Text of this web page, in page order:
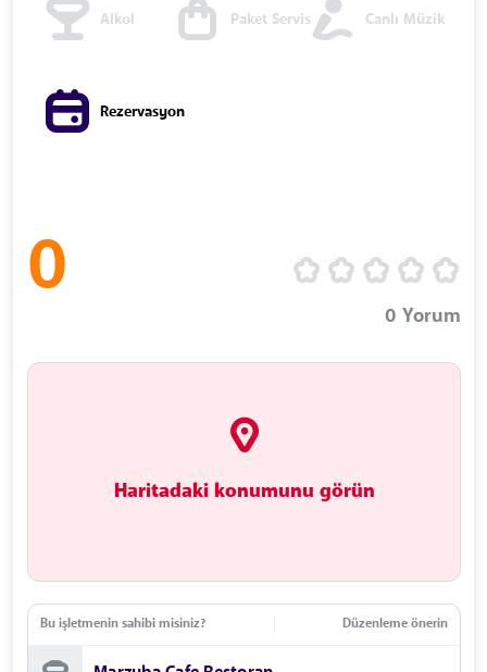
Alkol Paket Servis Canlı Müzik
Rezervasyon
0
0 Yorum
Haritadaki konumunu görün
Bu işletmenin sahibi misiniz? Düzenleme önerin